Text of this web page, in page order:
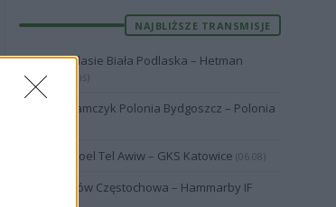
NAJBLIŻSZE TRANSMISJE
19:57 Podlasie Biała Podlaska – Hetman
Zamość
(Dziś)
Abramczyk Polonia Bydgoszcz – Polonia
Hapoel Tel Awiw – GKS Katowice (06.08)
Raków Częstochowa – Hammarby IF